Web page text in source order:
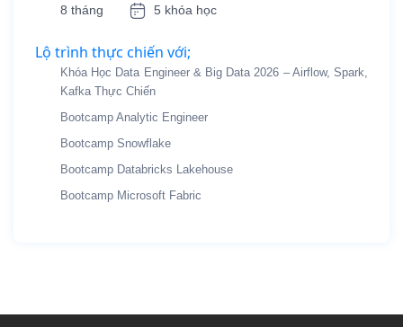
8 tháng 5 khóa học
Lộ trình thực chiến với;
Khóa Học Data Engineer & Big Data 2026 – Airflow, Spark,
Kafka Thực Chiến
Bootcamp Analytic Engineer
Bootcamp Snowflake
Bootcamp Databricks Lakehouse
Bootcamp Microsoft Fabric